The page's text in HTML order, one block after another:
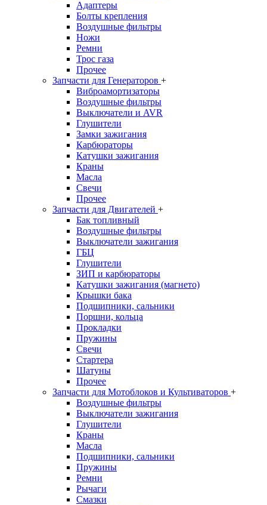
Адаптеры
Болты крепления
Воздушные фильтры
Ножи
Ремни
Трос газа
Прочее
Запчасти для Генераторов +
Виброамортизаторы
Воздушные фильтры
Выключатели и AVR
Глушители
Замки зажигания
Карбюраторы
Катушки зажигания
Краны
Масла
Свечи
Прочее
Запчасти для Двигателей +
Бак топливный
Воздушные фильтры
Выключатели зажигания
ГБЦ
Глушители
ЗИП и карбюраторы
Катушки зажигания (магнето)
Крышки бака
Подшипники, сальники
Поршни, кольца
Прокладки
Пружины
Свечи
Стартера
Шатуны
Прочее
Запчасти для Мотоблоков и Культиваторов +
Воздушные фильтры
Выключатели зажигания
Глушители
Краны
Масла
Подшипники, сальники
Пружины
Ремни
Рычаги
Смазки